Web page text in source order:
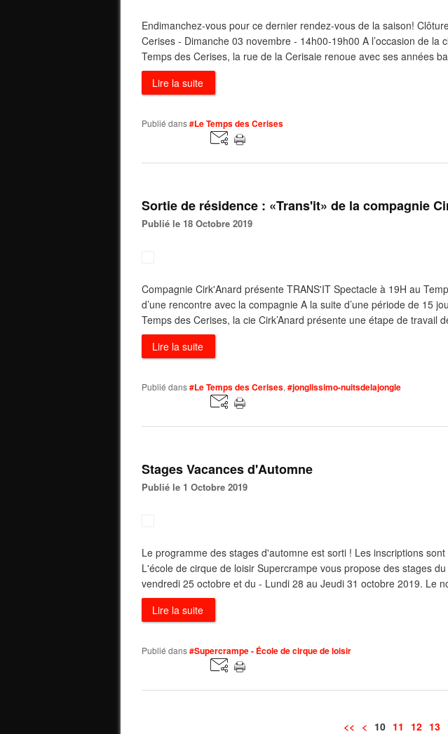
Endimanchez-vous pour ce dernier rendez-vous de la saison!
Cerises - Dimanche 03 novembre - 14h00-19h00 A l’occasion de la
Temps des Cerises, la rue de la Cerisaie renoue avec ses années
Lire la suite
Publié dans#Le Temps des Cerises
Sortie de résidence : «Trans'it» de la compagnie
Publié le 18 Octobre 2019
Compagnie Cirk'Anard présente TRANS'IT Spectacle à 19H au
d’une rencontre avec la compagnie A la suite d’une période de 15
Temps des Cerises, la cie Cirk’Anard présente une étape de travail
Lire la suite
Publié dans#Le Temps des Cerises, #jonglissimo-nuitsdelajongle
Stages Vacances d'Automne
Publié le 1 Octobre 2019
Le programme des stages d'automne est sorti ! Les inscriptions
L'école de cirque de loisir Supercrampe vous propose des stages
vendredi 25 octobre et du - Lundi 28 au Jeudi 31 octobre 2019. Le
Lire la suite
Publié dans#Supercrampe - École de cirque de loisir
<< < 10 11 12 13